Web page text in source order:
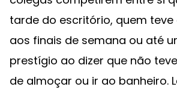
tarde do escritório, quem
aos finais de semana ou até
prestígio ao dizer que não
de almoçar ou ir ao banheiro.